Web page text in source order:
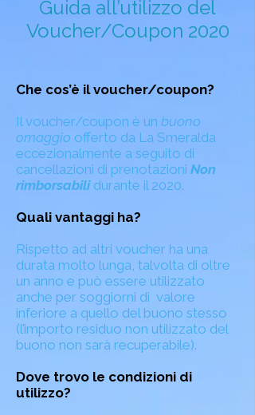
Guida all’utilizzo del
Voucher/Coupon 2020
Che cos’è il voucher/coupon?
Il voucher/coupon è un buono
omaggio offerto da La Smeralda
eccezionalmente a seguito di
cancellazioni di prenotazioni Non
rimborsabili durante il 2020.
Quali vantaggi ha?
Rispetto ad altri voucher ha una
durata molto lunga, talvolta di oltre
un anno e può essere utilizzato
anche per soggiorni di valore
inferiore a quello del buono stesso
(l’importo residuo non utilizzato del
buono non sarà recuperabile).
Dove trovo le condizioni di
utilizzo?